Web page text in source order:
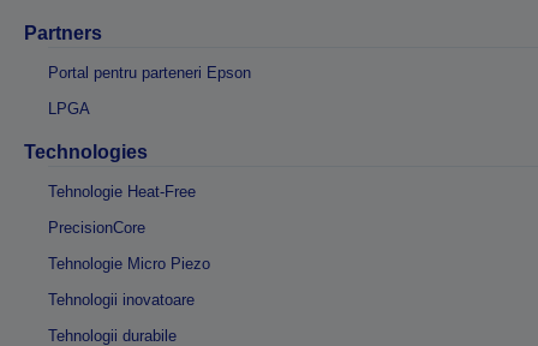
Partners
Portal pentru parteneri Epson
LPGA
Technologies
Tehnologie Heat-Free
PrecisionCore
Tehnologie Micro Piezo
Tehnologii inovatoare
Tehnologii durabile